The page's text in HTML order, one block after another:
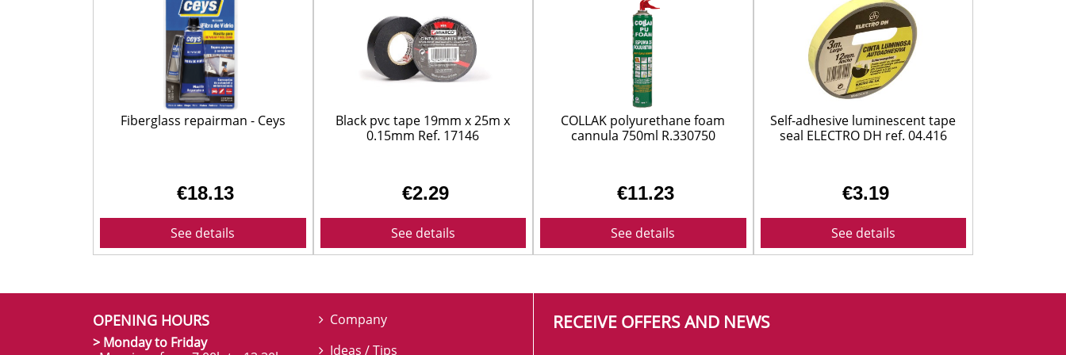
SUELOS Y SEÑALIZACIÓN
Fiberglass repairman - Ceys
€18.13
See details
Black pvc tape 19mm x 25m x
0.15mm Ref. 17146
€2.29
See details
COLLAK polyurethane foam
cannula 750ml R.330750
€11.23
See details
Self-adhesive luminescent tape
seal ELECTRO DH ref. 04.416
€3.19
See details
OPENING HOURS
> Monday to Friday
Company
Ideas / Tips
RECEIVE OFFERS AND NEWS